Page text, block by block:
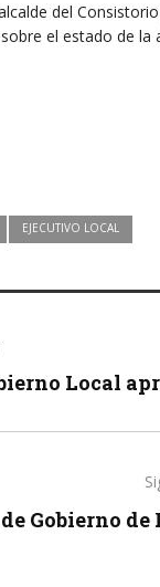
del
el estado de la
EJECUTIVO LOCAL
Local
Gobierno de